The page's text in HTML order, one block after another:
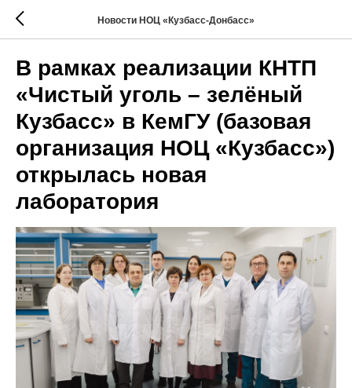
Новости НОЦ «Кузбасс-Донбасс»
В рамках реализации КНТП
«Чистый уголь – зелёный
Кузбасс» в КемГУ (базовая
организация НОЦ «Кузбасс»)
открылась новая
лаборатория